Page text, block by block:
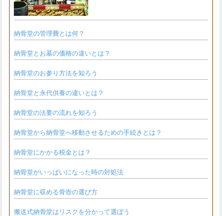
納骨堂の管理費とは何？
納骨堂とお墓の価格の違いとは？
納骨堂のお参り方法を知ろう
納骨堂と永代供養の違いとは？
納骨堂の法要の流れを知ろう
納骨堂から納骨堂へ移動させるための手続きとは？
納骨堂にかかる税金とは？
納骨堂がいっぱいになった時の対処法
納骨堂に収める骨壺の選び方
搬送式納骨堂はリスクを分かって選ぼう